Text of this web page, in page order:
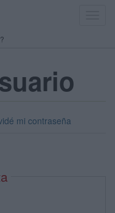
mi contraseña